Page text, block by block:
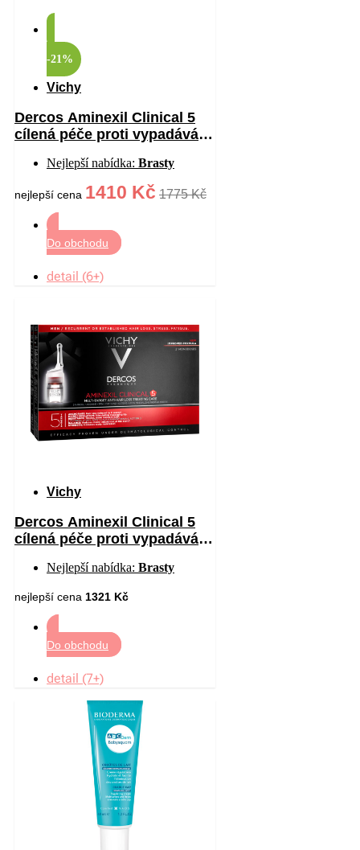
-21%
Vichy
Dercos Aminexil Clinical 5
cílená péče proti vypadávání
Nejlepší nabídka: Brasty
nejlepší cena 1410 Kč 1775 Kč
Do obchodu
detail (6+)
Vichy
Dercos Aminexil Clinical 5
cílená péče proti vypadávání
Nejlepší nabídka: Brasty
nejlepší cena 1321 Kč
Do obchodu
detail (7+)